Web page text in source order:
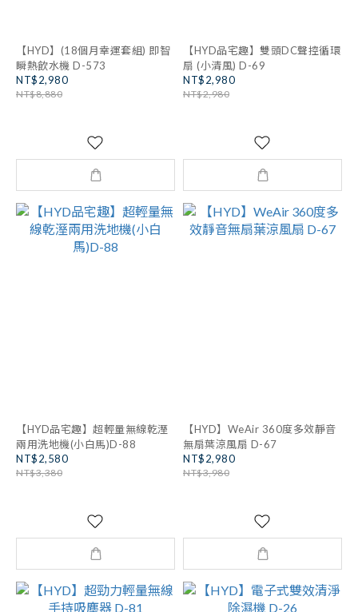
【HYD】(18個月幸運套組) 即智
瞬熱飲水機 D-573
NT$2,980
NT$8,880
【HYD品宅趣】雙頭DC聲控循環
扇 (小清風) D-69
NT$2,980
NT$2,980
【HYD品宅趣】超輕量無線乾溼
兩用洗地機(小白馬)D-88
NT$2,580
NT$3,380
【HYD】WeAir 360度多效靜音
無扇葉涼風扇 D-67
NT$2,980
NT$3,980